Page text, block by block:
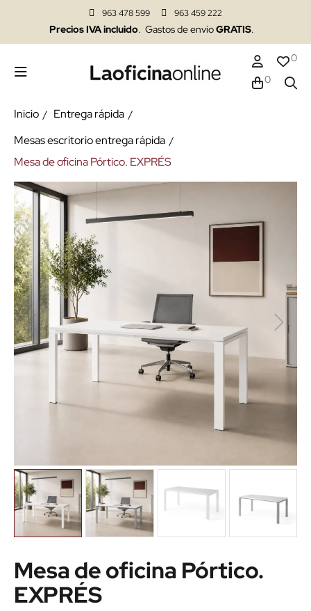
963 478 599 963 459 222
Precios IVA incluido. Gastos de envíoGRATIS.
0
0
Inicio
Entrega rápida
Mesas escritorio entrega rápida
Mesa de oficina Pórtico. EXPRÉS
Mesa de oficina Pórtico.
EXPRÉS